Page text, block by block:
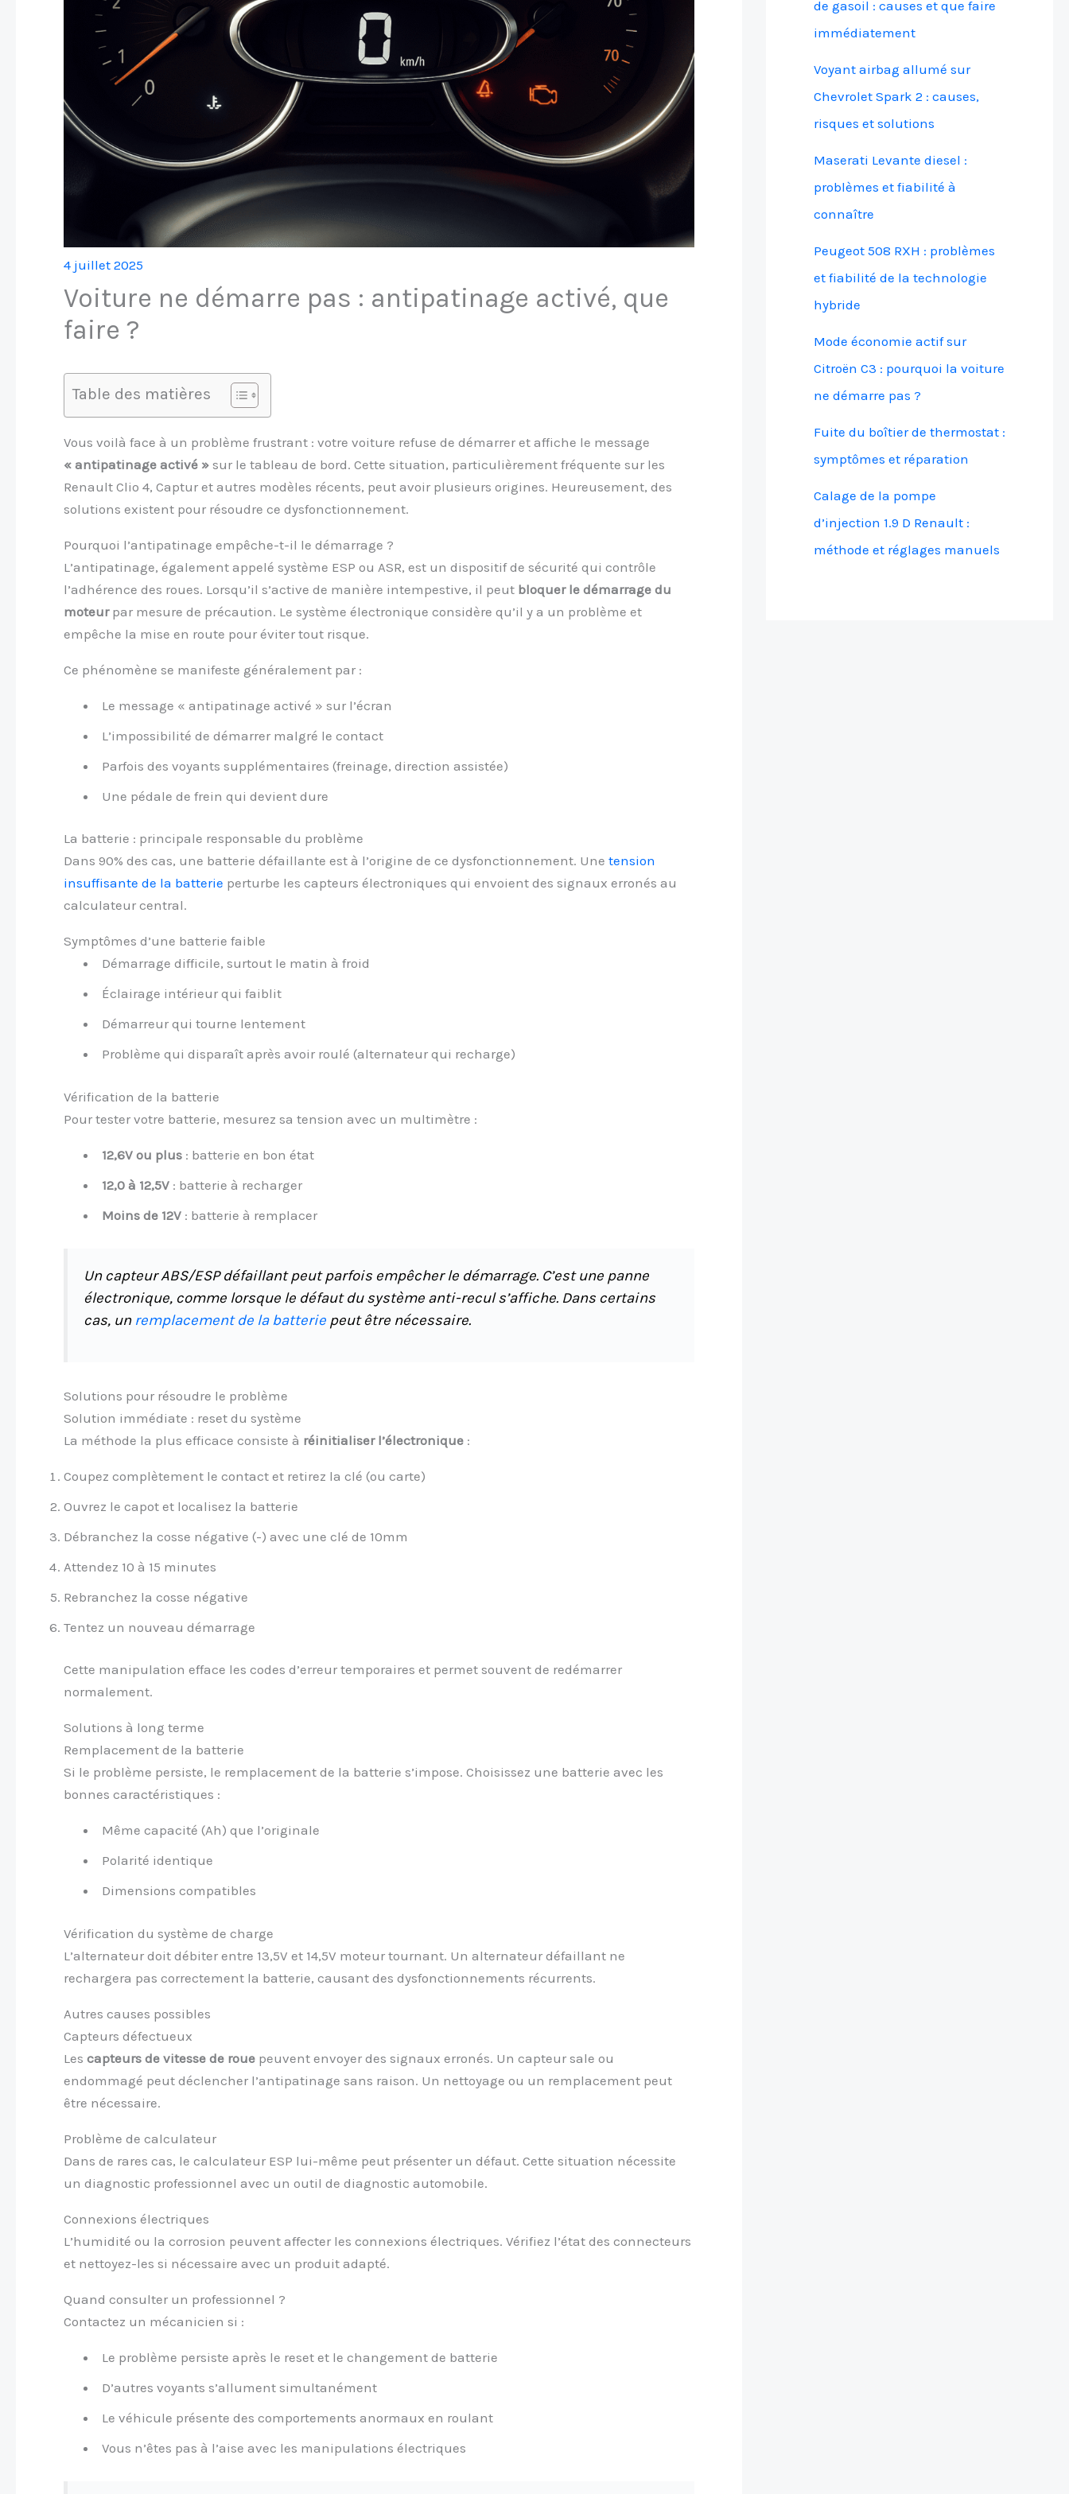
4 juillet 2025
Voiture ne démarre pas : antipatinage activé, que
faire ?
Table des matières
Vous voilà face à un problème frustrant : votre voiture refuse de démarrer et affiche le message
« antipatinage activé » sur le tableau de bord. Cette situation, particulièrement fréquente sur les
Renault Clio 4, Captur et autres modèles récents, peut avoir plusieurs origines. Heureusement, des
solutions existent pour résoudre ce dysfonctionnement.
Pourquoi l’antipatinage empêche-t-il le démarrage ?
L’antipatinage, également appelé système ESP ou ASR, est un dispositif de sécurité qui contrôle
l’adhérence des roues. Lorsqu’il s’active de manière intempestive, il peut bloquer le démarrage du
moteurpar mesure de précaution. Le système électronique considère qu’il y a un problème et
empêche la mise en route pour éviter tout risque.
Ce phénomène se manifeste généralement par :
Le message « antipatinage activé » sur l’écran
L’impossibilité de démarrer malgré le contact
Parfois des voyants supplémentaires (freinage, direction assistée)
Une pédale de frein qui devient dure
La batterie : principale responsable du problème
Dans 90% des cas, une batterie défaillante est à l’origine de ce dysfonctionnement. Une tension
insuffisante de la batterie perturbe les capteurs électroniques qui envoient des signaux erronés au
calculateur central.
Symptômes d’une batterie faible
Démarrage difficile, surtout le matin à froid
Éclairage intérieur qui faiblit
Démarreur qui tourne lentement
Problème qui disparaît après avoir roulé (alternateur qui recharge)
Vérification de la batterie
Pour tester votre batterie, mesurez sa tension avec un multimètre :
12,6V ou plus : batterie en bon état
12,0 à 12,5V : batterie à recharger
Moins de 12V : batterie à remplacer
Un capteur ABS/ESP défaillant peut parfois empêcher le démarrage. C’est une panne
électronique, comme lorsque le défaut du système anti-recul s’affiche. Dans certains
cas, un remplacement de la batterie peut être nécessaire.
Solutions pour résoudre le problème
Solution immédiate : reset du système
La méthode la plus efficace consiste à réinitialiser l’électronique :
Coupez complètement le contact et retirez la clé (ou carte)
Ouvrez le capot et localisez la batterie
Débranchez la cosse négative (-) avec une clé de 10mm
Attendez 10 à 15 minutes
Rebranchez la cosse négative
Tentez un nouveau démarrage
Cette manipulation efface les codes d’erreur temporaires et permet souvent de redémarrer
normalement.
Solutions à long terme
Remplacement de la batterie
Si le problème persiste, le remplacement de la batterie s’impose. Choisissez une batterie avec les
bonnes caractéristiques :
Même capacité (Ah) que l’originale
Polarité identique
Dimensions compatibles
Vérification du système de charge
L’alternateur doit débiter entre 13,5V et 14,5V moteur tournant. Un alternateur défaillant ne
rechargera pas correctement la batterie, causant des dysfonctionnements récurrents.
Autres causes possibles
Capteurs défectueux
Les capteurs de vitesse de roue peuvent envoyer des signaux erronés. Un capteur sale ou
endommagé peut déclencher l’antipatinage sans raison. Un nettoyage ou un remplacement peut
être nécessaire.
Problème de calculateur
Dans de rares cas, le calculateur ESP lui-même peut présenter un défaut. Cette situation nécessite
un diagnostic professionnel avec un outil de diagnostic automobile.
Connexions électriques
L’humidité ou la corrosion peuvent affecter les connexions électriques. Vérifiez l’état des connecteurs
et nettoyez-les si nécessaire avec un produit adapté.
Quand consulter un professionnel ?
Contactez un mécanicien si :
Le problème persiste après le reset et le changement de batterie
D’autres voyants s’allument simultanément
Le véhicule présente des comportements anormaux en roulant
Vous n’êtes pas à l’aise avec les manipulations électriques
de gasoil : causes et que faire
immédiatement
Voyant airbag allumé sur
Chevrolet Spark 2 : causes,
risques et solutions
Maserati Levante diesel :
problèmes et fiabilité à
connaître
Peugeot 508 RXH : problèmes
et fiabilité de la technologie
hybride
Mode économie actif sur
Citroën C3 : pourquoi la voiture
ne démarre pas ?
Fuite du boîtier de thermostat :
symptômes et réparation
Calage de la pompe
d’injection 1.9 D Renault :
méthode et réglages manuels